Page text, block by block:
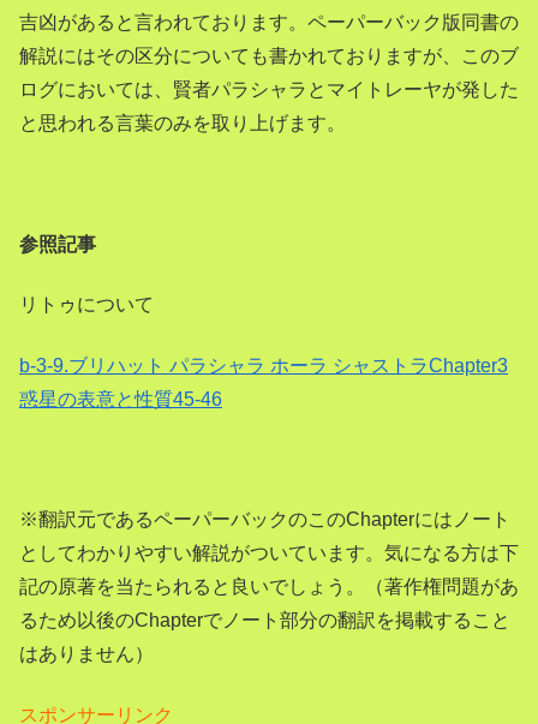
吉凶があると言われております。ペーパーバック版同書の
解説にはその区分についても書かれておりますが、このブ
ログにおいては、賢者パラシャラとマイトレーヤが発した
と思われる言葉のみを取り上げます。
参照記事
リトゥについて
b-3-9.ブリハット パラシャラ ホーラ シャストラChapter3
惑星の表意と性質45-46
※翻訳元であるペーパーバックのこのChapterにはノート
としてわかりやすい解説がついています。気になる方は下
記の原著を当たられると良いでしょう。（著作権問題があ
るため以後のChapterでノート部分の翻訳を掲載すること
はありません）
スポンサーリンク